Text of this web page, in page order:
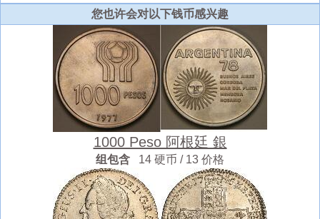
您也许会对以下钱币感兴趣
1000 Peso 阿根廷 銀
组包含 14 硬币 / 13 价格